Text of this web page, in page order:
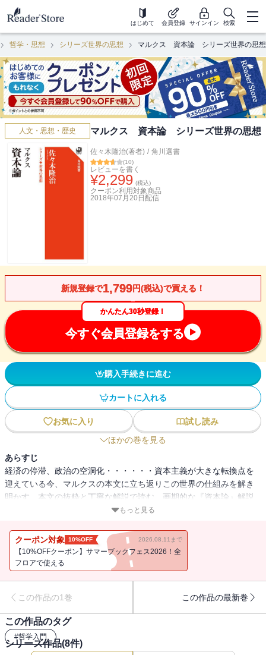
はじめて 会員登録 サインイン 検索
哲学・思想 シリーズ世界の思想 マルクス 資本論 シリーズ世界の思想
人文・思想・歴史 マルクス 資本論 シリーズ世界の思想
佐々木隆治(著者) / 角川選書
(10)
レビューを書く
¥2,299 (税込)
クーポン利用対象商品
2018年07月20日 配信
新規登録で1,799円(税込)で買える！
かんたん30秒登録！
今すぐ会員登録をする
購入手続きに進む
カートに入れる
お気に入り
試し読み
ほかの巻を見る
あらすじ
経済の停滞、政治の空洞化・・・・・・資本主義が大きな転換点を
迎えている今、マルクスの本文に立ち返りこの世界の仕組みを解き
明かす。本文の抜粋と丁寧な解説で読む、画期的な『資本論』解説
もっと見る
クーポン対象 10%OFF 2026.08.11まで
【10%OFFクーポン】サマーブックフェス2026！全
フロアで使える
この作品の1巻 この作品の最新巻
この作品のタグ
#哲学入門
シリーズ作品(8件)